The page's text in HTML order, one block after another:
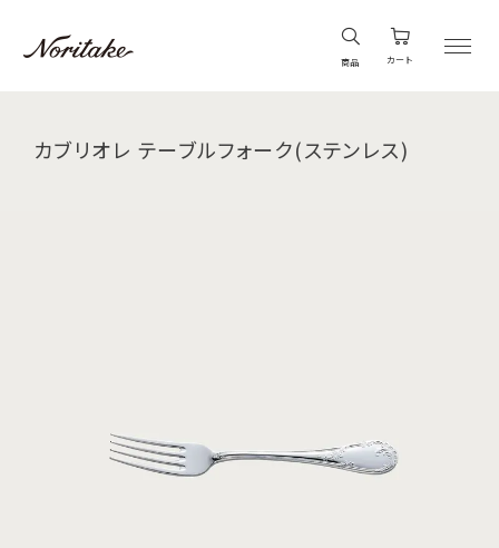
商品 カート
カブリオレ テーブルフォーク(ステンレス)